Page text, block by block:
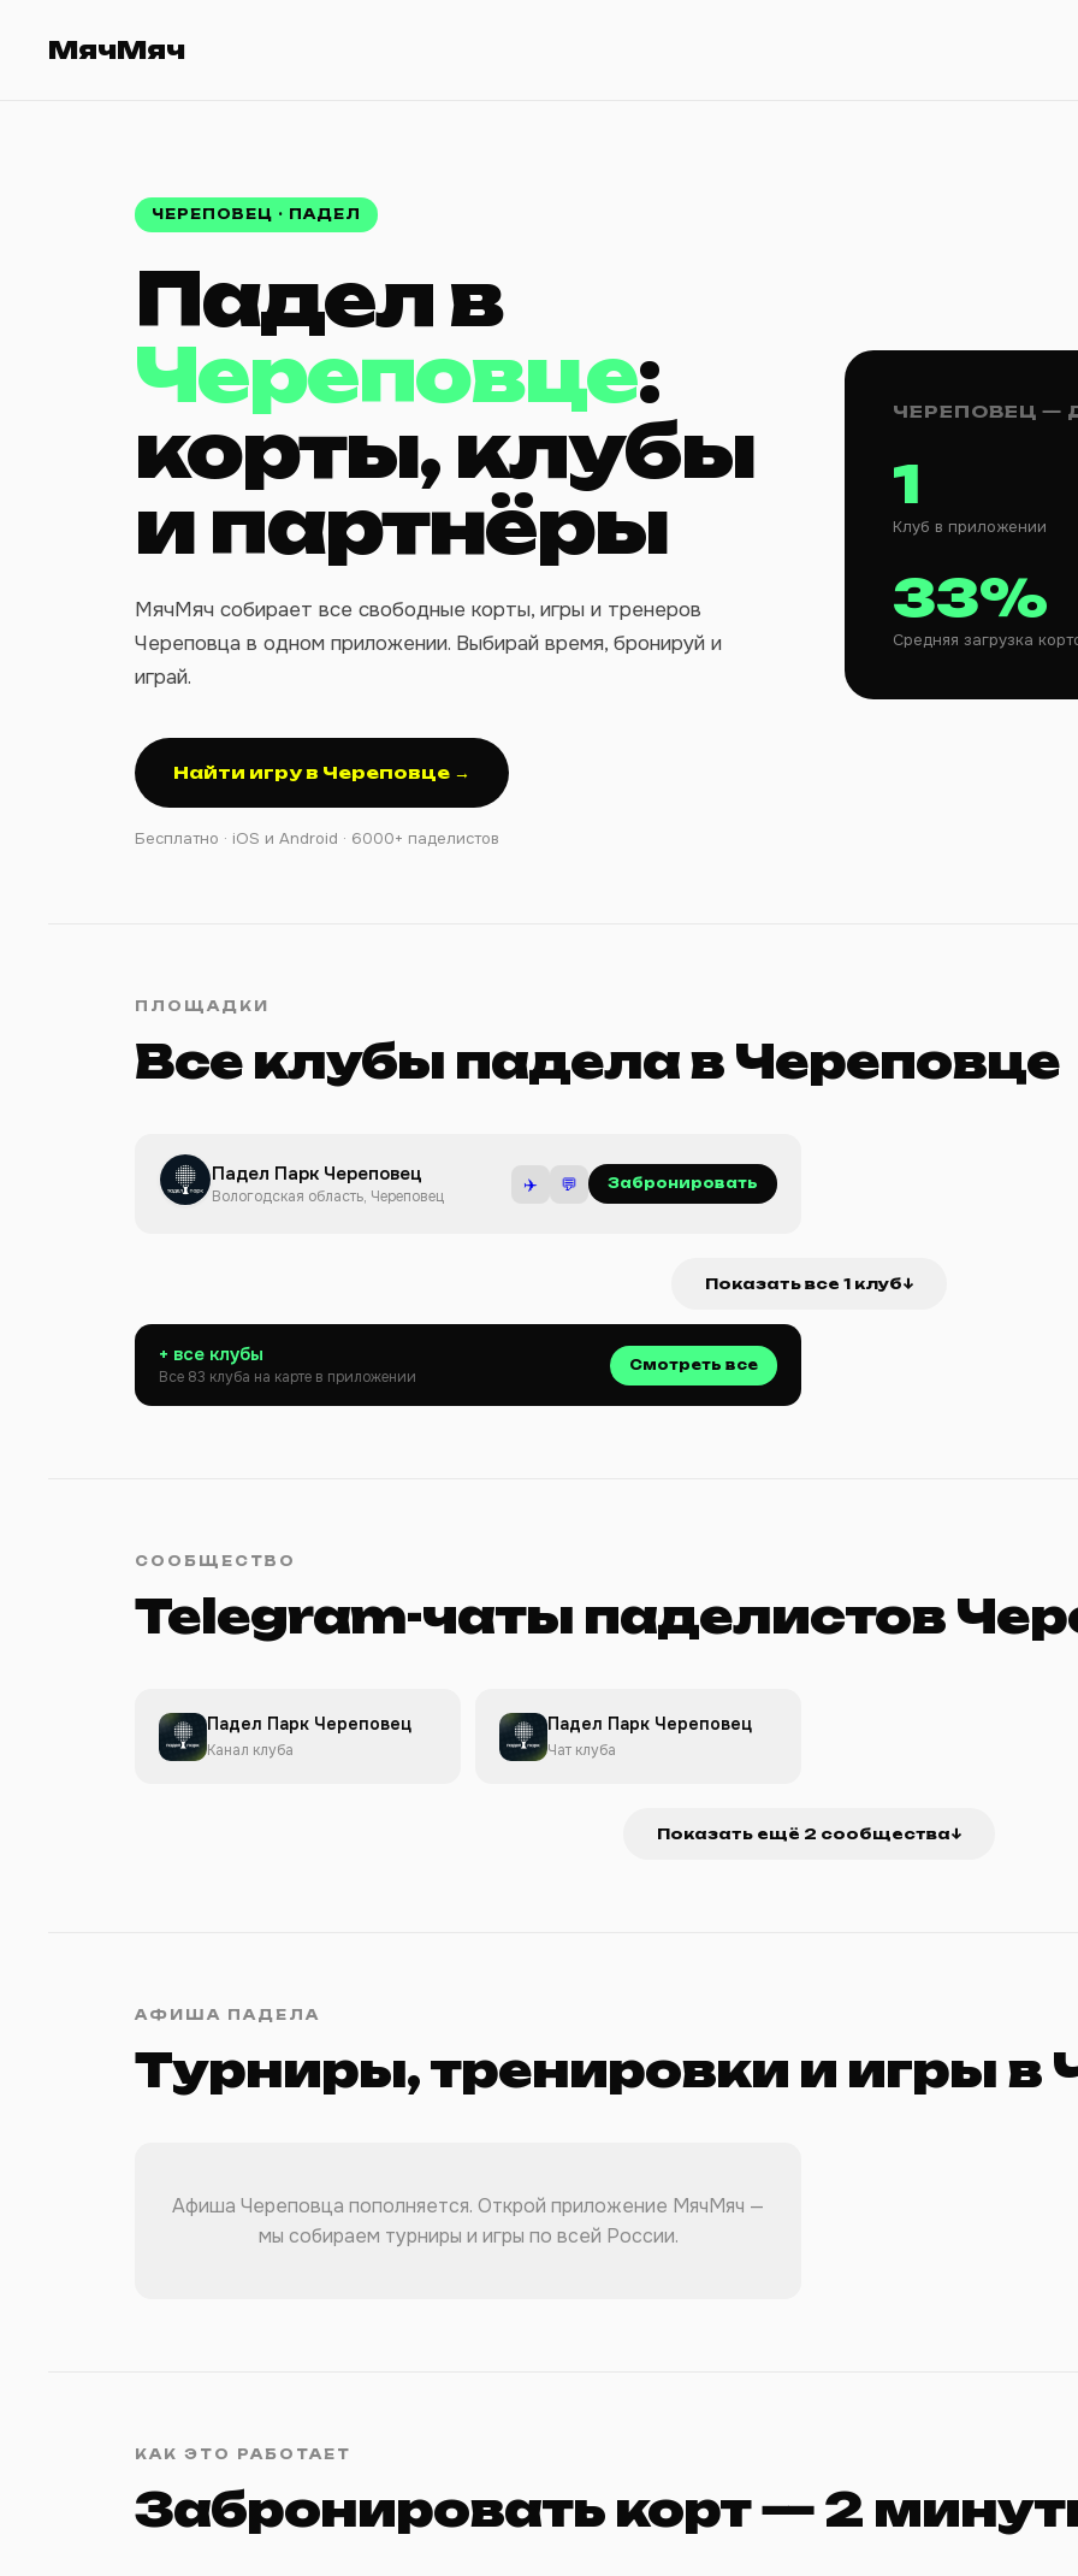
МячМяч
ЧЕРЕПОВЕЦ · ПАДЕЛ
Падел в
Череповце:
корты, клубы
и партнёры
МячМяч собирает все свободные корты, игры и тренеров
Череповца в одном приложении. Выбирай время, бронируй и
играй.
Найти игру в Череповце →
Бесплатно · iOS и Android · 6000+ паделистов
ЧЕРЕПОВЕЦ —
1
Клуб в приложении
33%
Средняя загрузка
ПЛОЩАДКИ
Все клубы падела в Череповце
Падел Парк Череповец
Вологодская область, Череповец
✈️ 💬 Забронировать
Показать все 1 клуб↓
+ все клубы
Все 83 клуба на карте в приложении
Смотреть все
СООБЩЕСТВО
Telegram-чаты паделистов
Падел Парк Череповец
Канал клуба
Падел Парк Череповец
Чат клуба
Показать ещё 2 сообщества↓
АФИША ПАДЕЛА
Турниры, тренировки и игры в
Афиша Череповца пополняется. Открой приложение МячМяч —
мы собираем турниры и игры по всей России.
КАК ЭТО РАБОТАЕТ
Забронировать корт — 2